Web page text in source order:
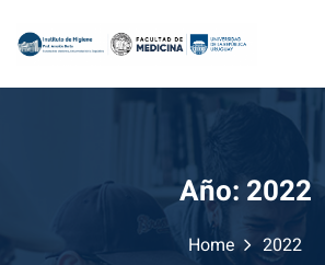
Año: 2022
Home 2022